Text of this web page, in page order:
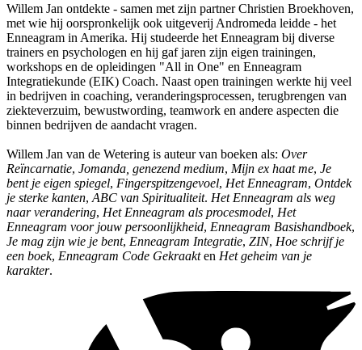
Willem Jan ontdekte - samen met zijn partner Christien Broekhoven,
met wie hij oorspronkelijk ook uitgeverij Andromeda leidde - het
Enneagram in Amerika. Hij studeerde het Enneagram bij diverse
trainers en psychologen en hij gaf jaren zijn eigen trainingen,
workshops en de opleidingen "All in One" en Enneagram
Integratiekunde (EIK) Coach. Naast open trainingen werkte hij veel
in bedrijven in coaching, veranderingsprocessen, terugbrengen van
ziekteverzuim, bewustwording, teamwork en andere aspecten die
binnen bedrijven de aandacht vragen.
Willem Jan van de Wetering is auteur van boeken als: Over
Reïncarnatie, Jomanda, genezend medium, Mijn ex haat me, Je
bent je eigen spiegel, Fingerspitzengevoel, Het Enneagram, Ontdek
je sterke kanten, ABC van Spiritualiteit. Het Enneagram als weg
naar verandering, Het Enneagram als procesmodel, Het
Enneagram voor jouw persoonlijkheid, Enneagram Basishandboek,
Je mag zijn wie je bent, Enneagram Integratie, ZIN, Hoe schrijf je
een boek, Enneagram Code Gekraakten Het geheim van je
karakter.